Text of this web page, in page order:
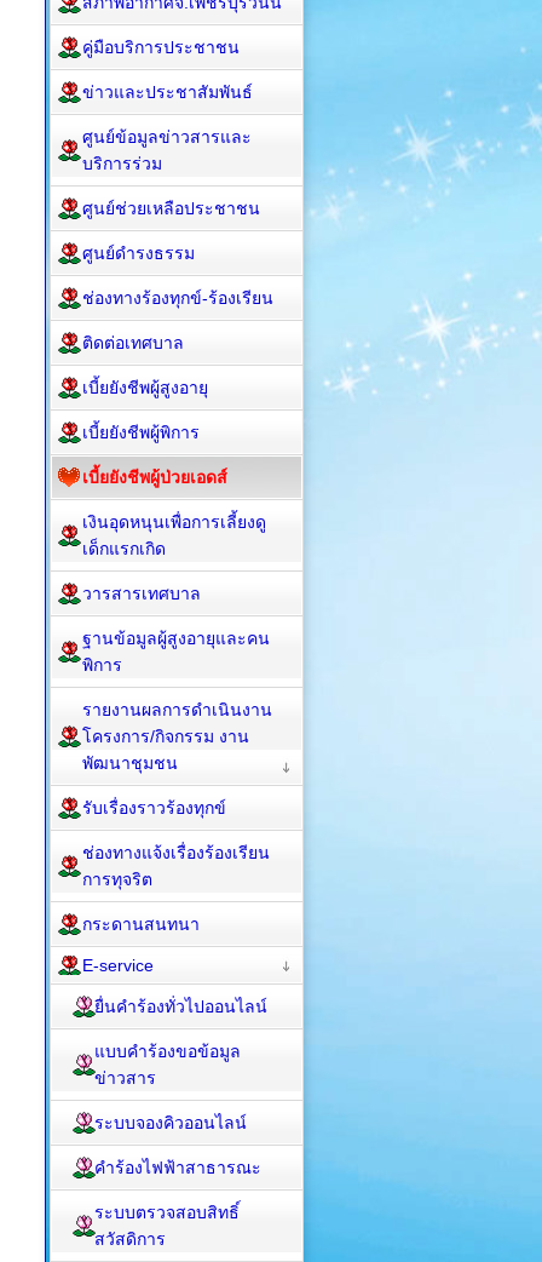
คู่มือบริการประชาชน
ข่าวและประชาสัมพันธ์
ศูนย์ข้อมูลข่าวสารและ
บริการร่วม
ศูนย์ช่วยเหลือประชาชน
ศูนย์ดำรงธรรม
ช่องทางร้องทุกข์-ร้องเรียน
ติดต่อเทศบาล
เบี้ยยังชีพผู้สูงอายุ
เบี้ยยังชีพผู้พิการ
เบี้ยยังชีพผู้ป่วยเอดส์
เงินอุดหนุนเพื่อการเลี้ยงดู
เด็กแรกเกิด
วารสารเทศบาล
ฐานข้อมูลผู้สูงอายุและคน
พิการ
รายงานผลการดำเนินงาน
โครงการ/กิจกรรม งาน
พัฒนาชุมชน
รับเรื่องราวร้องทุกข์
ช่องทางแจ้งเรื่องร้องเรียน
การทุจริต
กระดานสนทนา
E-service
ยื่นคำร้องทั่วไปออนไลน์
แบบคำร้องขอข้อมูล
ข่าวสาร
ระบบจองคิวออนไลน์
คำร้องไฟฟ้าสาธารณะ
ระบบตรวจสอบสิทธิ์
สวัสดิการ